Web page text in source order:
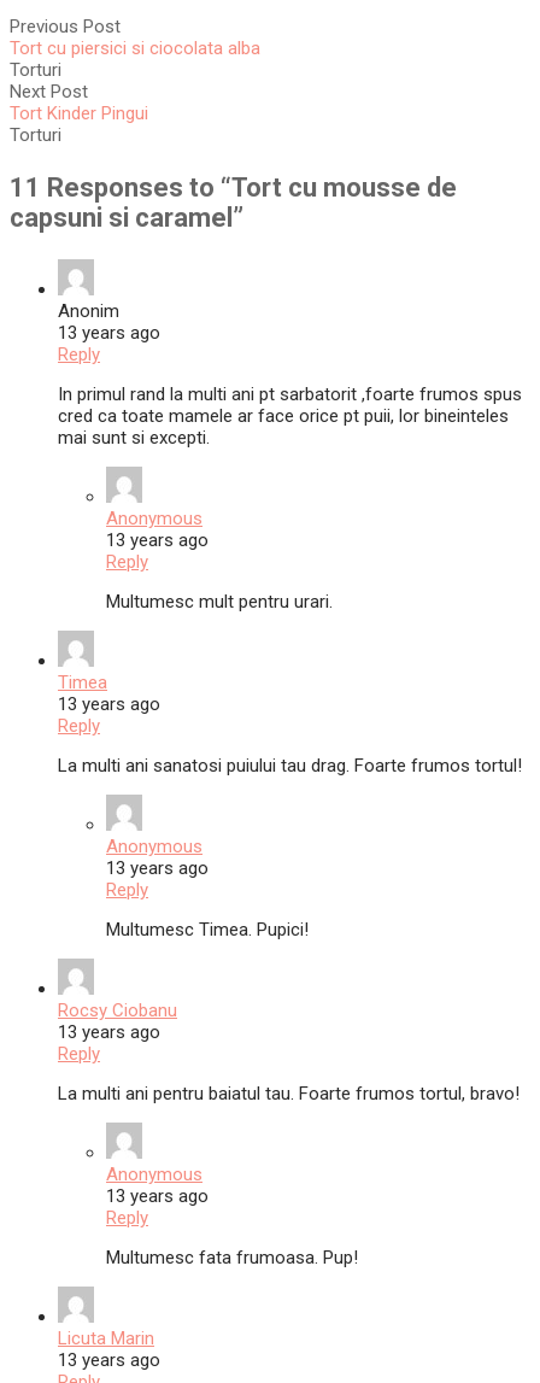
Previous Post
Tort cu piersici si ciocolata alba
Torturi
Next Post
Tort Kinder Pingui
Torturi
11 Responses to “Tort cu mousse de
capsuni si caramel ”
Anonim
13 years ago
Reply
In primul rand la multi ani pt sarbatorit ,foarte frumos spus
cred ca toate mamele ar face orice pt puii, lor bineinteles
mai sunt si excepti.
Anonymous
13 years ago
Reply
Multumesc mult pentru urari.
Timea
13 years ago
Reply
La multi ani sanatosi puiului tau drag. Foarte frumos tortul!
Anonymous
13 years ago
Reply
Multumesc Timea. Pupici!
Rocsy Ciobanu
13 years ago
Reply
La multi ani pentru baiatul tau. Foarte frumos tortul, bravo!
Anonymous
13 years ago
Reply
Multumesc fata frumoasa. Pup!
Licuta Marin
13 years ago